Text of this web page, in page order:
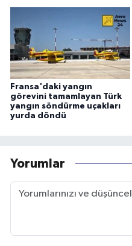
Fransa'daki yangın
görevini tamamlayan Türk
yangın söndürme uçakları
yurda döndü
Yorumlar